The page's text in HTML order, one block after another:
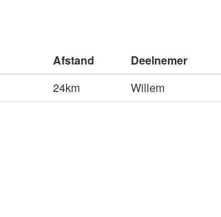
Afstand Deelnemer
24km Willem